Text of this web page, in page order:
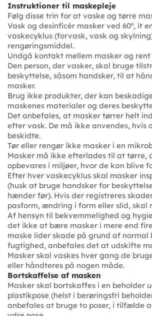
Instruktioner til maskepleje
Følg disse trin for at vaske og tørre
Vask og desinficér masker ved 60º, it
vaskecyklus (forvask, vask og
rengøringsmiddel.
Undgå kontakt mellem masker og rent
Den person, der vasker, skal bruge
beskyttelse, såsom handsker, til at
masker.
Brug ikke produkter, der kan
maskenes materialer og deres
Det anbefales, at masker tørrer helt
efter vask. De må ikke anvendes, hvis
beskidte.
Tør eller rengør ikke masker i en
Masker må ikke efterlades til at tørre,
opbevares i miljøer, hvor de kan blive
Efter hver vaskecyklus skal masker
(husk at bruge handsker for
hænder før). Hvis der registreres
pasform, ændring i form eller slid, skal
Af hensyn til bekvemmelighed og
det ikke at bære masker i mere end
maske lider skade på grund af normal
fugtighed, anbefales det at udskifte
Masker skal vaskes hver gang de
eller håndteres på nogen måde.
Bortskaffelse af masken
Masker skal bortskaffes i en beholder
plastikpose (helst i berøringsfri
anbefales at bruge to poser, i tilfælde